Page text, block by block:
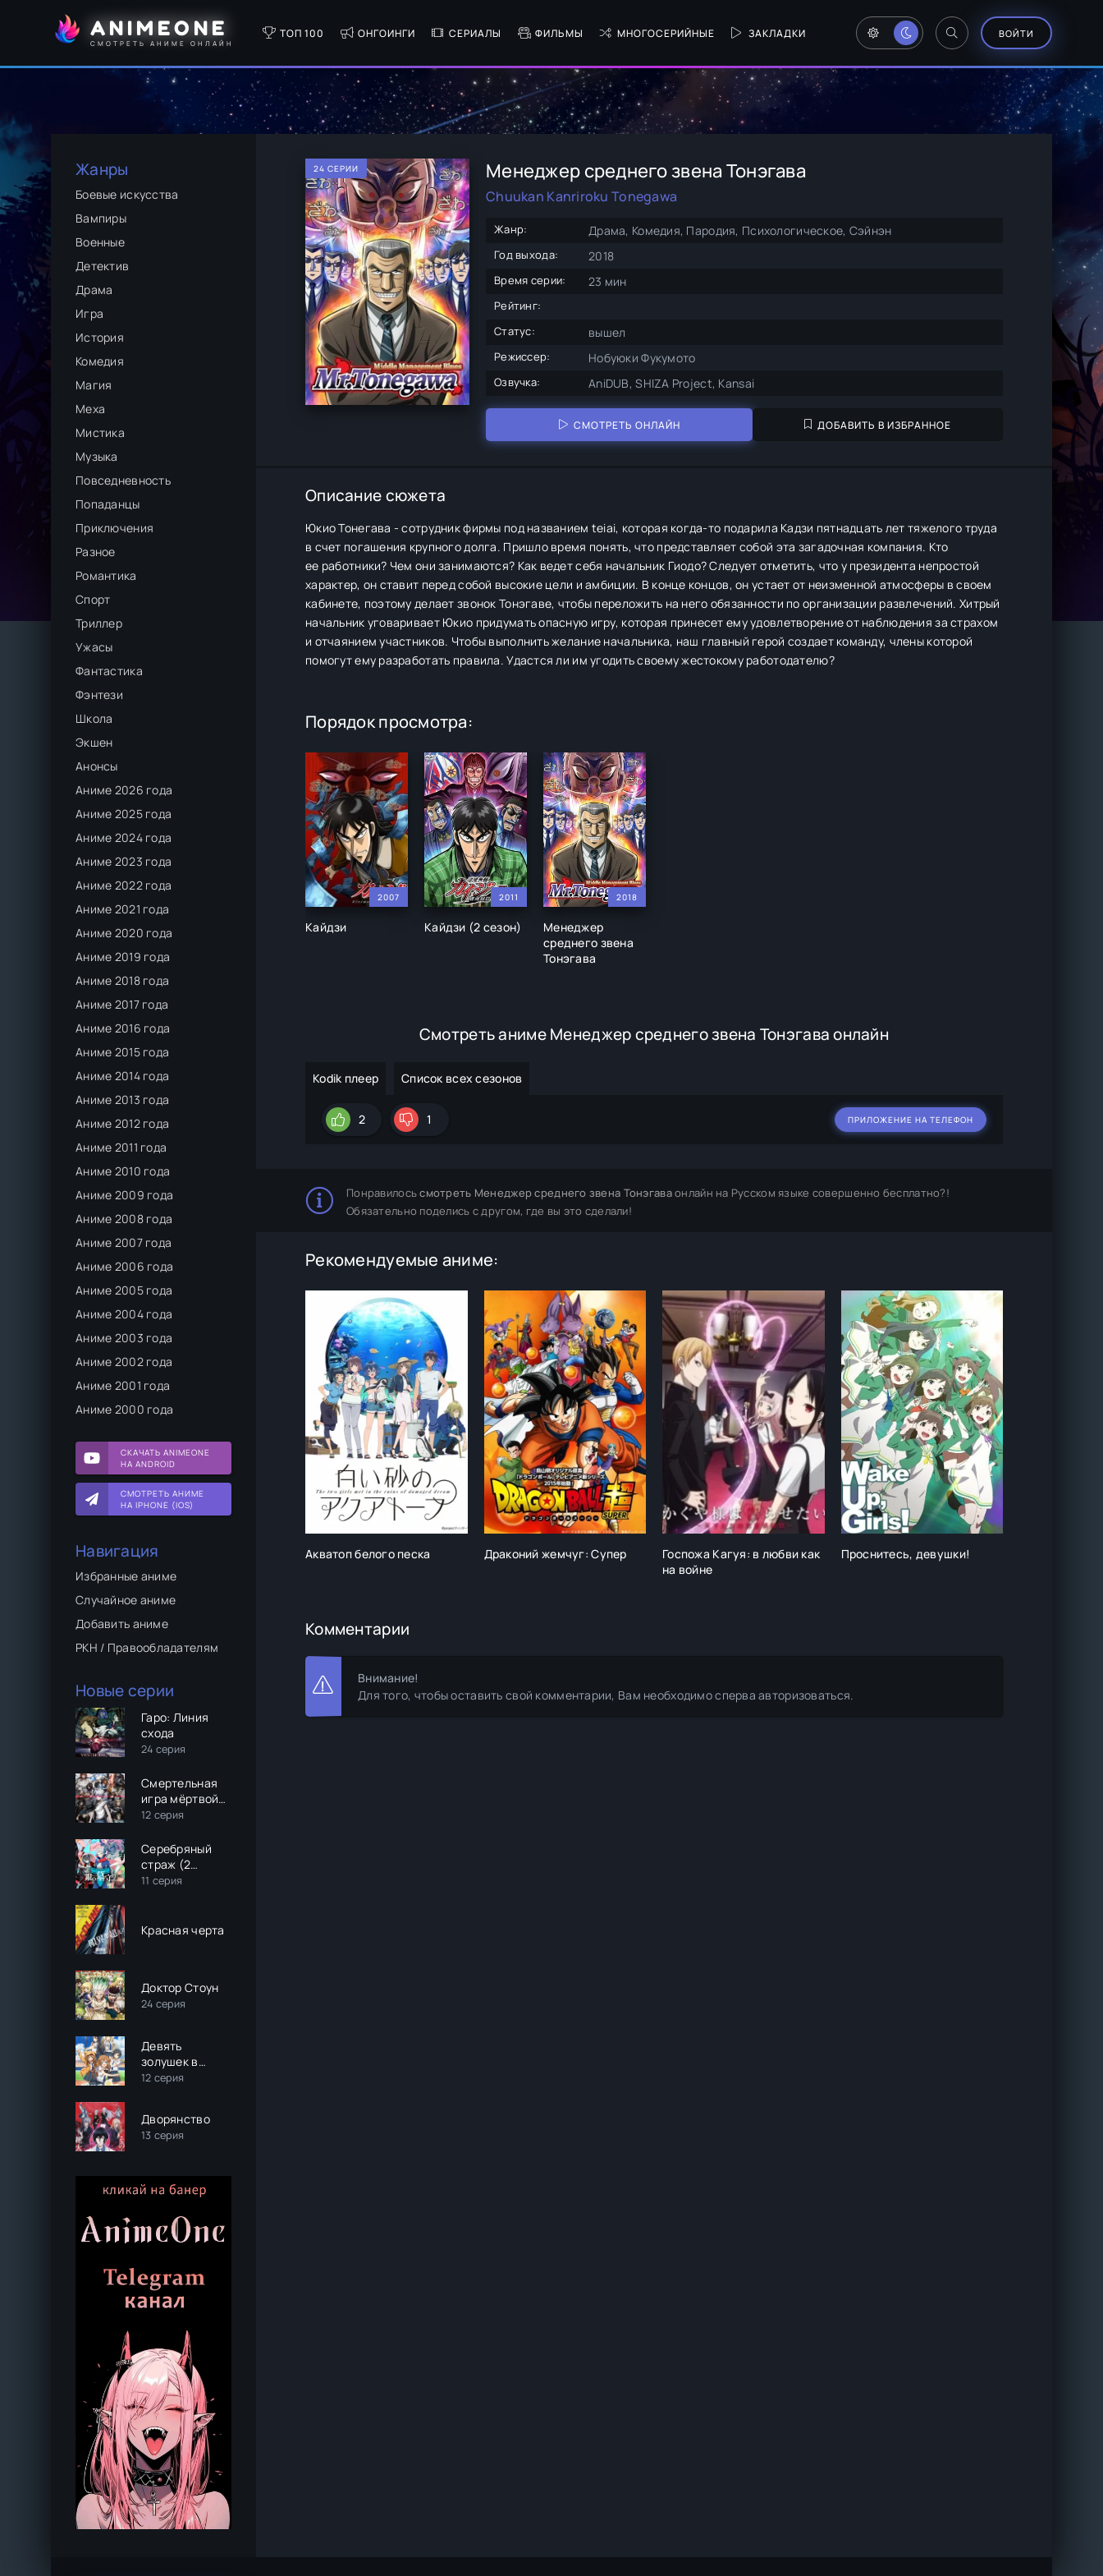
ANIMEONE
СМОТРЕТЬ АНИМЕ ОНЛАЙН
ТОП 100 ОНГОИНГИ СЕРИАЛЫ ФИЛЬМЫ МНОГОСЕРИЙНЫЕ ЗАКЛАДКИ ВОЙТИ
Жанры
Боевые искусства
Вампиры
Военные
Детектив
Драма
Игра
История
Комедия
Магия
Меха
Мистика
Музыка
Повседневность
Попаданцы
Приключения
Разное
Романтика
Спорт
Триллер
Ужасы
Фантастика
Фэнтези
Школа
Экшен
Анонсы
Аниме 2026 года
Аниме 2025 года
Аниме 2024 года
Аниме 2023 года
Аниме 2022 года
Аниме 2021 года
Аниме 2020 года
Аниме 2019 года
Аниме 2018 года
Аниме 2017 года
Аниме 2016 года
Аниме 2015 года
Аниме 2014 года
Аниме 2013 года
Аниме 2012 года
Аниме 2011 года
Аниме 2010 года
Аниме 2009 года
Аниме 2008 года
Аниме 2007 года
Аниме 2006 года
Аниме 2005 года
Аниме 2004 года
Аниме 2003 года
Аниме 2002 года
Аниме 2001 года
Аниме 2000 года
СКАЧАТЬ ANIMEONE
НА ANDROID
СМОТРЕТЬ АНИМЕ
НА IPHONE (IOS)
Навигация
Избранные аниме
Случайное аниме
Добавить аниме
РКН / Правообладателям
Новые серии
Гаро: Линия
схода
24 серия
Смертельная
игра мёртвой
горы (2 сезон)
12 серия
Серебряный
страж (2
сезон)
11 серия
Красная черта
Доктор Стоун
24 серия
Девять
золушек в
августе
12 серия
Дворянство
13 серия
24 СЕРИИ Менеджер среднего звена Тонэгава
Chuukan Kanriroku Tonegawa
Жанр: Драма, Комедия, Пародия, Психологическое, Сэйнэн
Год выхода: 2018
Время серии: 23 мин
Рейтинг:
Статус:
вышел
Режиссер: Нобуюки Фукумото
Озвучка: AniDUB, SHIZA Project, Kansai
СМОТРЕТЬ ОНЛАЙН ДОБАВИТЬ В ИЗБРАННОЕ
Описание сюжета
Юкио Тонегава - сотрудник фирмы под названием teiai, которая когда-то подарила Кадзи пятнадцать лет тяжелого труда
в счет погашения крупного долга. Пришло время понять, что представляет собой эта загадочная компания. Кто
ее работники? Чем они занимаются? Как ведет себя начальник Гиодо? Следует отметить, что у президента непростой
характер, он ставит перед собой высокие цели и амбиции. В конце концов, он устает от неизменной атмосферы в своем
кабинете, поэтому делает звонок Тонэгаве, чтобы переложить на него обязанности по организации развлечений. Хитрый
начальник уговаривает Юкио придумать опасную игру, которая принесет ему удовлетворение от наблюдения за страхом
и отчаянием участников. Чтобы выполнить желание начальника, наш главный герой создает команду, члены которой
помогут ему разработать правила. Удастся ли им угодить своему жестокому работодателю?
Порядок просмотра:
2007
Кайдзи
2011
Кайдзи (2 сезон)
2018
Менеджер
среднего звена
Тонэгава
Смотреть аниме Менеджер среднего звена Тонэгава онлайн
Kodik плеер Список всех сезонов
2 1 ПРИЛОЖЕНИЕ НА ТЕЛЕФОН
Понравилосьсмотреть Менеджер среднего звена Тонэгаваонлайн на Русском языке совершенно бесплатно?!
Обязательно поделись с другом, где вы это сделали!
Рекомендуемые аниме:
Акватоп белого песка Драконий жемчуг: Супер
Госпожа Кагуя: в любви как
на войне
Проснитесь, девушки!
Комментарии
Внимание!
Для того, чтобы оставить свой комментарии, Вам необходимо сперва авторизоваться.